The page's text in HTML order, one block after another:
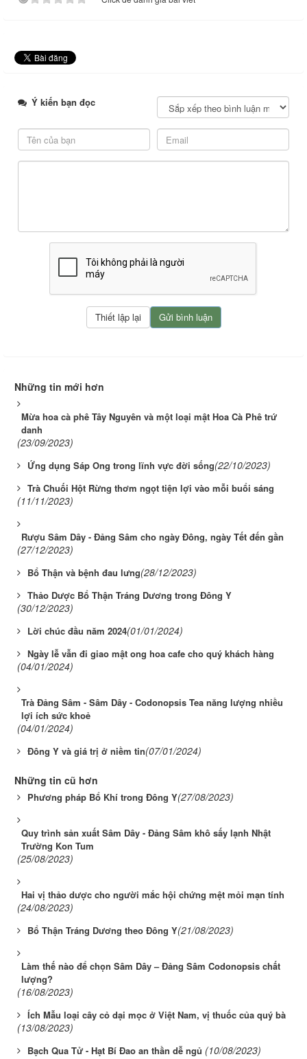
Ý kiến bạn đọc
Những tin mới hơn
Mừa hoa cà phê Tây Nguyên và một loại mật Hoa Cà Phê trứ
danh
(23/09/2023)
Ứng dụng Sáp Ong trong lĩnh vực đời sống(22/10/2023)
Trà Chuối Hột Rừng thơm ngọt tiện lợi vào mỗi buổi sáng
(11/11/2023)
Rượu Sâm Dây - Đảng Sâm cho ngày Đông, ngày Tết đến gần
(27/12/2023)
Bổ Thận và bệnh đau lưng(28/12/2023)
Thảo Dược Bổ Thận Tráng Dương trong Đông Y
(30/12/2023)
Lời chúc đầu năm 2024(01/01/2024)
Ngày lễ vẫn đi giao mật ong hoa cafe cho quý khách hàng
(04/01/2024)
Trà Đảng Sâm - Sâm Dây - Codonopsis Tea năng lượng nhiều
lợi ích sức khoẻ
(04/01/2024)
Đông Y và giá trị ở niềm tin(07/01/2024)
Những tin cũ hơn
Phương pháp Bổ Khí trong Đông Y(27/08/2023)
Quy trình sản xuất Sâm Dây - Đảng Sâm khô sấy lạnh Nhật
Trường Kon Tum
(25/08/2023)
Hai vị thảo dược cho người mắc hội chứng mệt mỏi mạn tính
(24/08/2023)
Bổ Thận Tráng Dương theo Đông Y(21/08/2023)
Làm thế nào để chọn Sâm Dây – Đảng Sâm Codonopsis chất
lượng?
(16/08/2023)
Ích Mẫu loại cây cỏ dại mọc ở Việt Nam, vị thuốc của quý bà
(13/08/2023)
Bạch Qua Tử - Hạt Bí Đao an thần dễ ngủ (10/08/2023)